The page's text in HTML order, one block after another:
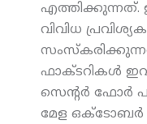
എത്തിക്കുന്നത്.
വിവിധ
ഫാക്ടറികള്‍
സെന്റര്‍ ഫോര്‍
മേള ഒക്‌ടോബര്‍